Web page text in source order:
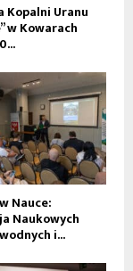
Kopalni Uranu
w Kowarach
Nauce:
Naukowych
i...